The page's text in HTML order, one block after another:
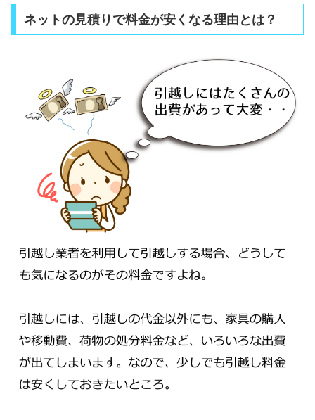
ネットの見積りで料金が安くなる理由とは？